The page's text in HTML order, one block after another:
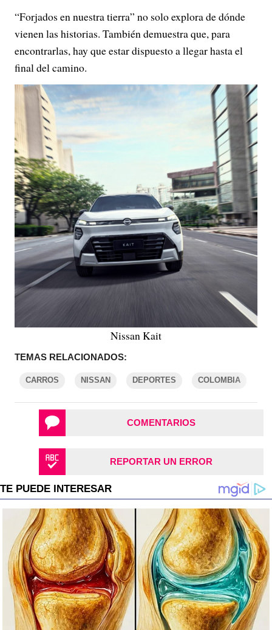
“Forjados en nuestra tierra” no solo explora de dónde
vienen las historias. También demuestra que, para
encontrarlas, hay que estar dispuesto a llegar hasta el
final del camino.
Nissan Kait
TEMAS RELACIONADOS:
CARROS NISSAN DEPORTES COLOMBIA
COMENTARIOS
REPORTAR UN ERROR